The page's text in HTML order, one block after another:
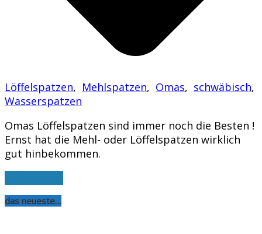
Löffelspatzen, Mehlspatzen, Omas, schwäbisch,
Wasserspatzen
Omas Löffelspatzen sind immer noch die Besten !
Ernst hat die Mehl- oder Löffelspatzen wirklich
gut hinbekommen.
das neueste…